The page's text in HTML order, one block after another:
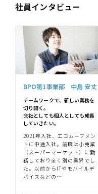
社員インタビュー
BPO第1事業部 中島 安丈
チームワークで、新しい業務を
切り開く。
会社としても個人としても成長
していきたい。
2021年入社、エコムーブメン
トに中途入社。前職は小売業
（スーパーマーケット）に勤
務しており全く別の業界でし
た。以前からITやモバイルデ
バイスなどの…